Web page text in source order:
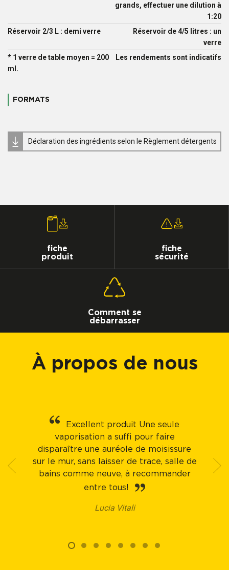
grands, effectuer une dilution à
1:20
Réservoir 2/3 L : demi verre
Réservoir de 4/5 litres : un
verre
* 1 verre de table moyen = 200
ml.
Les rendements sont indicatifs
FORMATS
Déclaration des ingrédients selon le Règlement détergents
fiche
produit
fiche
sécurité
Comment se
débarrasser
À propos de nous
Excellent produit Une seule
vaporisation a suffi pour faire
disparaître une auréole de moisissure
sur le mur, sans laisser de trace, salle de
bains comme neuve, à recommander
entre tous!
Lucia Vitali